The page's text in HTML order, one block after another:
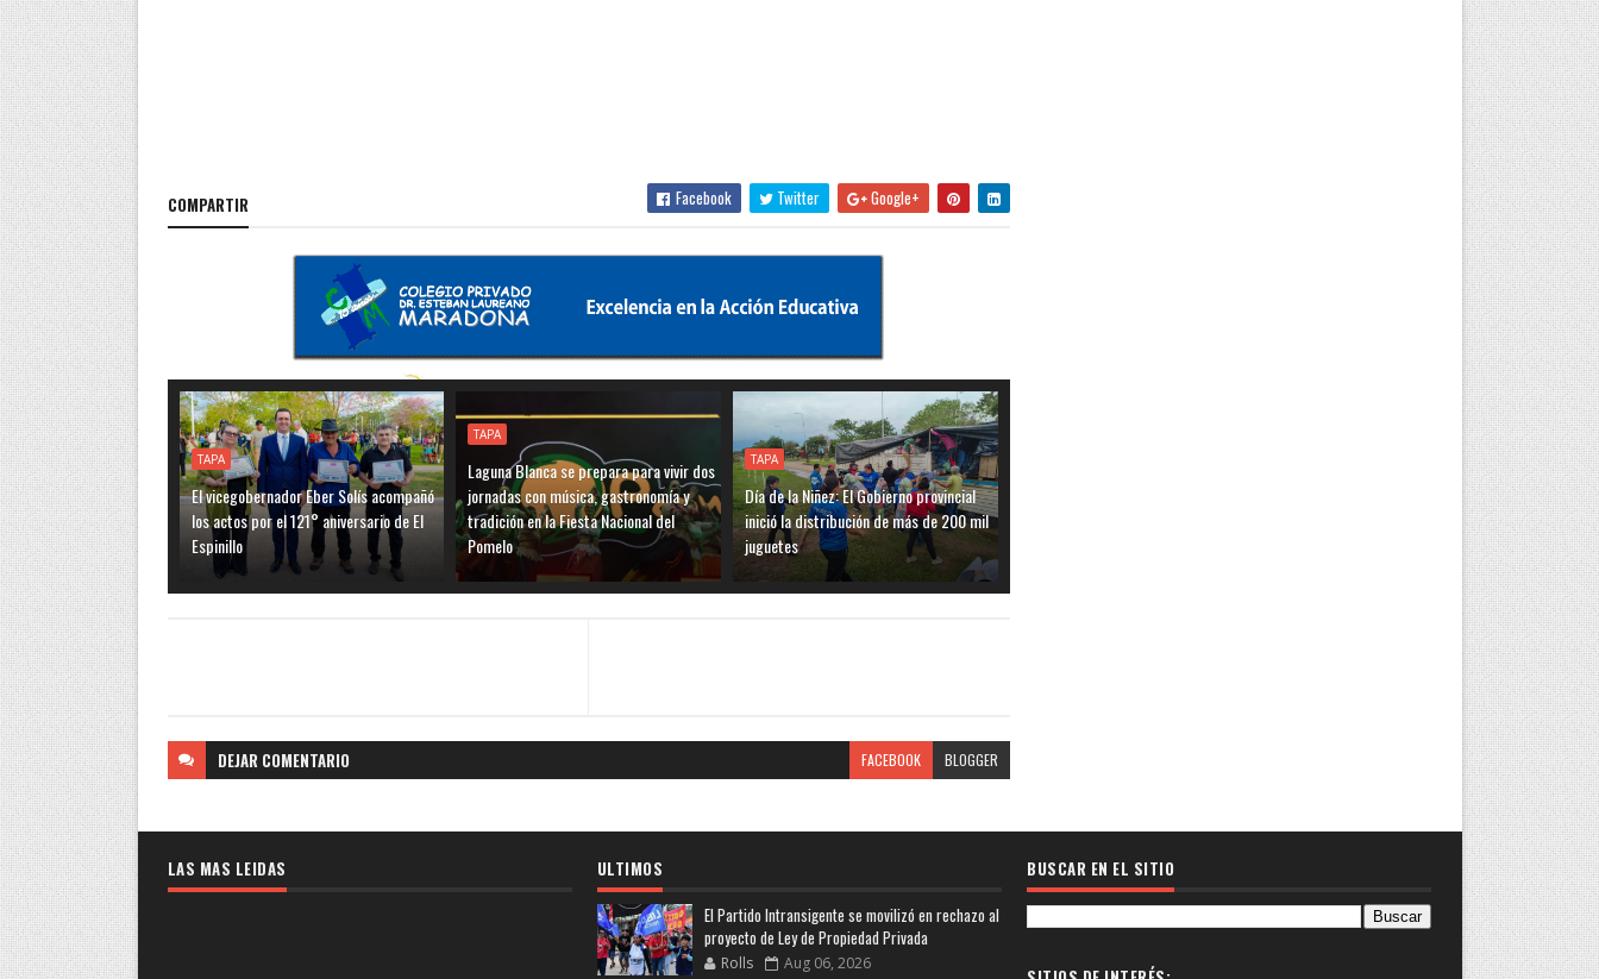
COMPARTIR Facebook Twitter Google+
TAPA
El vicegobernador Eber Solís acompañó
los actos por el 121° aniversario de El
Espinillo
TAPA
Laguna Blanca se prepara para vivir dos
jornadas con música, gastronomía y
tradición en la Fiesta Nacional del
Pomelo
TAPA
Día de la Niñez: El Gobierno provincial
inició la distribución de más de 200 mil
juguetes
DEJAR COMENTARIO FACEBOOK BLOGGER
LAS MAS LEIDAS
ULTIMOS
El Partido Intransigente se movilizó en rechazo al
proyecto de Ley de Propiedad Privada
Rolls Aug 06, 2026
BUSCAR EN EL SITIO